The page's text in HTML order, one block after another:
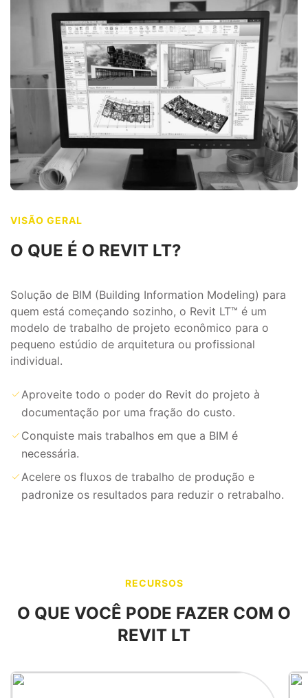
VISÃO GERAL
O QUE É O REVIT LT?
Solução de BIM (Building Information Modeling) para
quem está começando sozinho, o Revit LT™ é um
modelo de trabalho de projeto econômico para o
pequeno estúdio de arquitetura ou profissional
individual.
Aproveite todo o poder do Revit do projeto à
documentação por uma fração do custo.
Conquiste mais trabalhos em que a BIM é
necessária.
Acelere os fluxos de trabalho de produção e
padronize os resultados para reduzir o retrabalho.
RECURSOS
O QUE VOCÊ PODE FAZER COM O
REVIT LT